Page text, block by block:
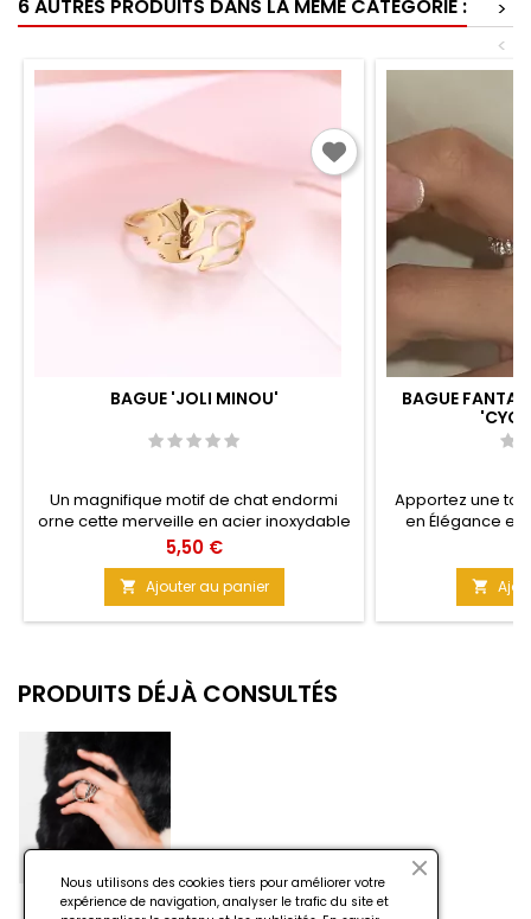
6 AUTRES PRODUITS DANS LA MÊME CATÉGORIE :
>
<
BAGUE 'JOLI MINOU'
Un magnifique motif de chat endormi
orne cette merveille en acier inoxydable
316L, ciselée avec précision et élégance.
Bague parfaite pour les amoureux des
félins. Le motif chat apporte une touche
ludique et plein de charme. Taille :10 (2,5
cm)
Prix
5,50 €
 Ajouter au panier
BAGUE
Apportez une
en Élégance et
brillantes et
Unique perle
centre pour
Perles Taille :

PRODUITS DÉJÀ CONSULTÉS
Nous utilisons des cookies tiers pour améliorer votre
expérience de navigation, analyser le trafic du site et